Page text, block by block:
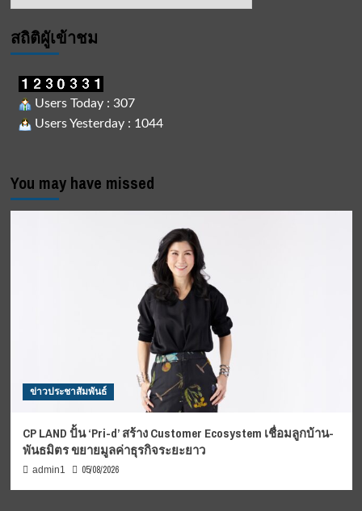
สถิติผูัเข้าชม
Users Today : 307
Users Yesterday : 1044
You may have missed
ข่าวประชาสัมพันธ์
CP LAND ปั้น ‘Pri-d’ สร้าง Customer Ecosystem เชื่อมลูกบ้าน-
พันธมิตร ขยายมูลค่าธุรกิจระยะยาว
admin1 05/08/2026